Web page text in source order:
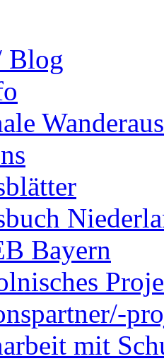
Blog
Bayern
mit